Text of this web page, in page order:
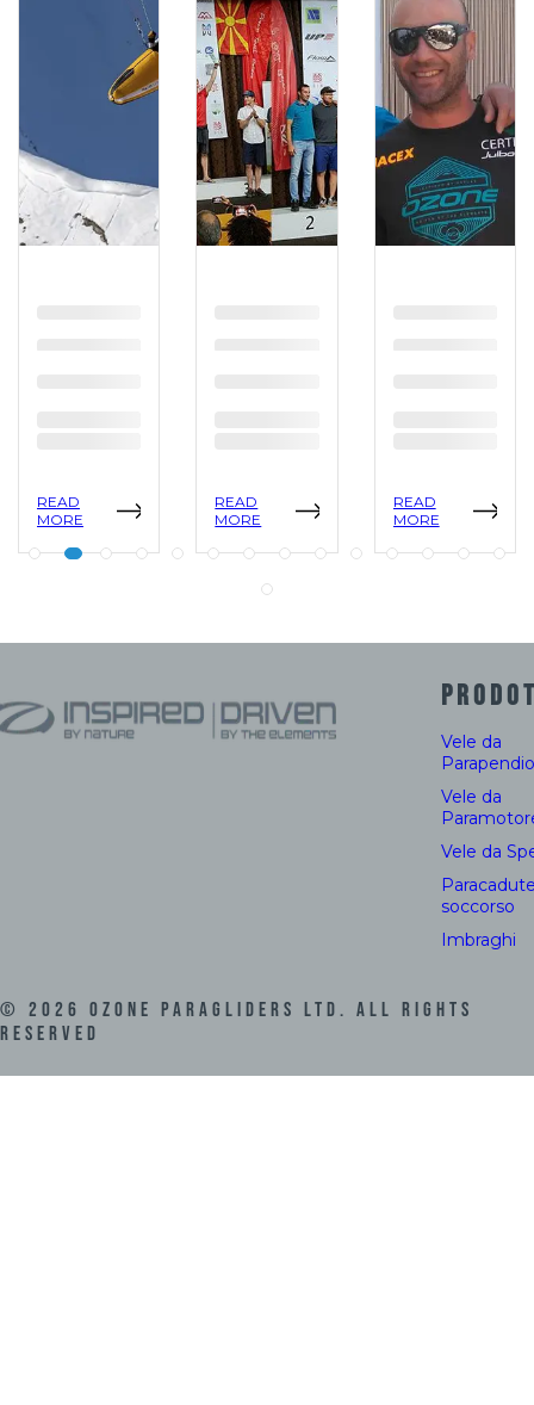
READ
MORE
READ
MORE
READ
MORE
Vele da
Parapendio
Vele da
Vele da
soccorso
Imbraghi
© 2026 Ozone Paragliders LTD. All Rights
Reserved